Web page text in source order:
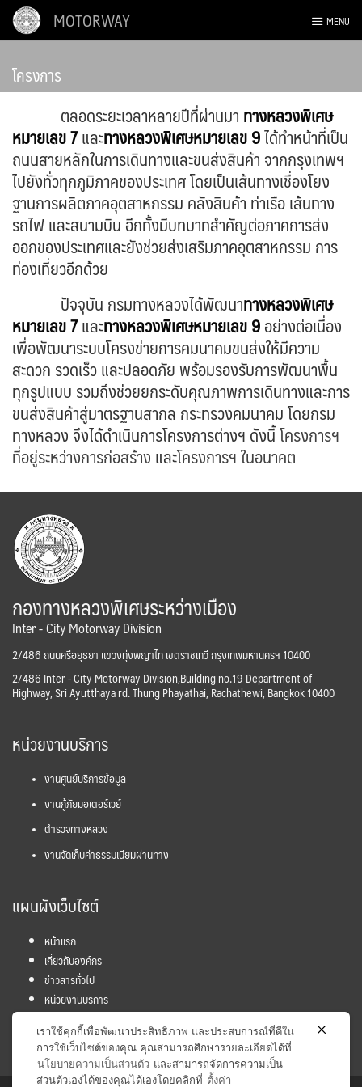
Skip
MOTORWAY MENU
โครงการ
ตลอดระยะเวลาหลายปีที่ผ่านมา ทางหลวงพิเศษ
หมายเลข 7และทางหลวงพิเศษหมายเลข 9ได้ทำหน้าที่เป็น
ถนนสายหลักในการเดินทางและขนส่งสินค้า จากกรุงเทพฯ
ไปยังทั่วทุกภูมิภาคของประเทศ โดยเป็นเส้นทางเชื่องโยง
ฐานการผลิตภาคอุตสาหกรรม คลังสินค้า ท่าเรือ เส้นทาง
รถไฟ และสนามบิน อีกทั้งมีบทบาทสำคัญต่อภาคการส่ง
ออกของประเทศและยังช่วยส่งเสริมภาคอุตสาหกรรม การ
ท่องเที่ยวอีกด้วย
ปัจจุบัน กรมทางหลวงได้พัฒนาทางหลวงพิเศษ
หมายเลข 7และทางหลวงพิเศษหมายเลข 9อย่างต่อเนื่อง
เพื่อพัฒนาระบบโครงข่ายการคมนาคมขนส่งให้มีความ
สะดวก รวดเร็ว และปลอดภัย พร้อมรองรับการพัฒนาพื้น
ทุกรูปแบบ รวมถึงช่วยยกระดับคุณภาพการเดินทางและการ
ขนส่งสินค้าสู่มาตรฐานสากล กระทรวงคมนาคม โดยกรม
ทางหลวง จึงได้ดำเนินการโครงการต่างฯ ดังนี้โครงการฯ
ที่อยู่ระหว่างการก่อสร้าง และโครงการฯ ในอนาคต
กองทางหลวงพิเศษระหว่างเมือง
Inter - City Motorway Division
2/486 ถนนศรีอยุธยา แขวงทุ่งพญาไท เขตราชเทวี กรุงเทพมหานครฯ 10400
2/486 Inter - City Motorway Division,Building no.19 Department of
Highway, Sri Ayutthaya rd. Thung Phayathai, Rachathewi, Bangkok 10400
หน่วยงานบริการ
งานศูนย์บริการข้อมูล
งานกู้ภัยมอเตอร์เวย์
ตำรวจทางหลวง
งานจัดเก็บค่าธรรมเนียมผ่านทาง
แผนผังเว็บไซต์
หน้าแรก
เกี่ยวกับองค์กร
ข่าวสารทั่วไป
หน่วยงานบริการ
โครงการ
ข้อมูลและสถิติ
เราใช้คุกกี้เพื่อพัฒนาประสิทธิภาพ และประสบการณ์ที่ดีใน
การใช้เว็บไซต์ของคุณ คุณสามารถศึกษารายละเอียดได้ที่
นโยบายความเป็นส่วนตัว และสามารถจัดการความเป็น
ส่วนตัวเองได้ของคุณได้เองโดยคลิกที่ ตั้งค่า